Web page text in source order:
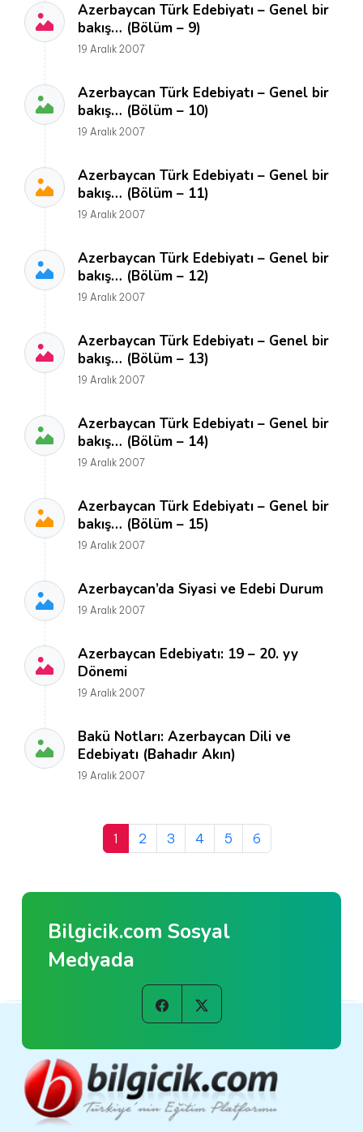
Azerbaycan Türk Edebiyatı – Genel bir
bakış… (Bölüm – 9)
19 Aralık 2007
Azerbaycan Türk Edebiyatı – Genel bir
bakış… (Bölüm – 10)
19 Aralık 2007
Azerbaycan Türk Edebiyatı – Genel bir
bakış… (Bölüm – 11)
19 Aralık 2007
Azerbaycan Türk Edebiyatı – Genel bir
bakış… (Bölüm – 12)
19 Aralık 2007
Azerbaycan Türk Edebiyatı – Genel bir
bakış… (Bölüm – 13)
19 Aralık 2007
Azerbaycan Türk Edebiyatı – Genel bir
bakış… (Bölüm – 14)
19 Aralık 2007
Azerbaycan Türk Edebiyatı – Genel bir
bakış… (Bölüm – 15)
19 Aralık 2007
Azerbaycan’da Siyasi ve Edebi Durum
19 Aralık 2007
Azerbaycan Edebiyatı: 19 – 20. yy
Dönemi
19 Aralık 2007
Bakü Notları: Azerbaycan Dili ve
Edebiyatı (Bahadır Akın)
19 Aralık 2007
1 2 3 4 5 6
Bilgicik.com Sosyal
Medyada